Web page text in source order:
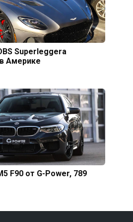
Superleggera
Америке
F90 от G-Power, 789